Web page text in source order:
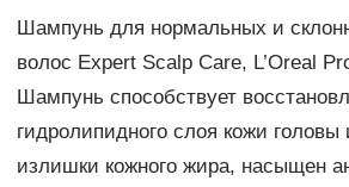
Шампунь для нормальных и
волос Expert Scalp Care, L’Oreal
Шампунь способствует
гидролипидного слоя кожи головы
излишки кожного жира, насыщен